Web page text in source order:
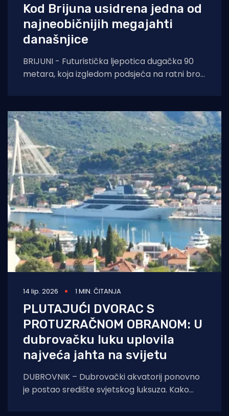
Kod Brijuna usidrena jedna od
najneobičnijih megajahti
današnjice
BRIJUNI - Futuristička ljepotica dugačka 90
metara, koja izgledom podsjeća na ratni brod
14 lip. 2026 1 MIN. ČITANJA
PLUTAJUĆI DVORAC S
PROTUZRAČNOM OBRANOM: U
dubrovačku luku uplovila
najveća jahta na svijetu
DUBROVNIK – Dubrovački akvatorij ponovno
je postao središte svjetskog luksuza. Kako